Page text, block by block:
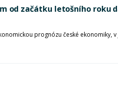
od začátku letošního roku
prognózu české ekonomiky,